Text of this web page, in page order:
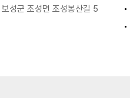
성군 조성면 조성봉산길 5